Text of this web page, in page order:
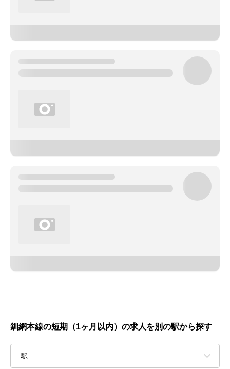
釧網本線の短期（1ヶ月以内）の求人を別の駅から探す
駅